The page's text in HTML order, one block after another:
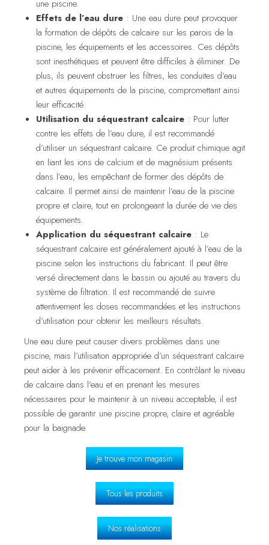
une piscine.
Effets de l’eau dure : Une eau dure peut provoquer
la formation de dépôts de calcaire sur les parois de la
piscine, les équipements et les accessoires. Ces dépôts
sont inesthétiques et peuvent être difficiles à éliminer. De
plus, ils peuvent obstruer les filtres, les conduites d’eau
et autres équipements de la piscine, compromettant ainsi
leur efficacité.
Utilisation du séquestrant calcaire : Pour lutter
contre les effets de l’eau dure, il est recommandé
d’utiliser un séquestrant calcaire. Ce produit chimique agit
en liant les ions de calcium et de magnésium présents
dans l’eau, les empêchant de former des dépôts de
calcaire. Il permet ainsi de maintenir l’eau de la piscine
propre et claire, tout en prolongeant la durée de vie des
équipements.
Application du séquestrant calcaire : Le
séquestrant calcaire est généralement ajouté à l’eau de la
piscine selon les instructions du fabricant. Il peut être
versé directement dans le bassin ou ajouté au travers du
système de filtration. Il est recommandé de suivre
attentivement les doses recommandées et les instructions
d’utilisation pour obtenir les meilleurs résultats.
Une eau dure peut causer divers problèmes dans une
piscine, mais l’utilisation appropriée d’un séquestrant calcaire
peut aider à les prévenir efficacement. En contrôlant le niveau
de calcaire dans l’eau et en prenant les mesures
nécessaires pour le maintenir à un niveau acceptable, il est
possible de garantir une piscine propre, claire et agréable
pour la baignade.
Je trouve mon magasin
Tous les produits
Nos réalisations